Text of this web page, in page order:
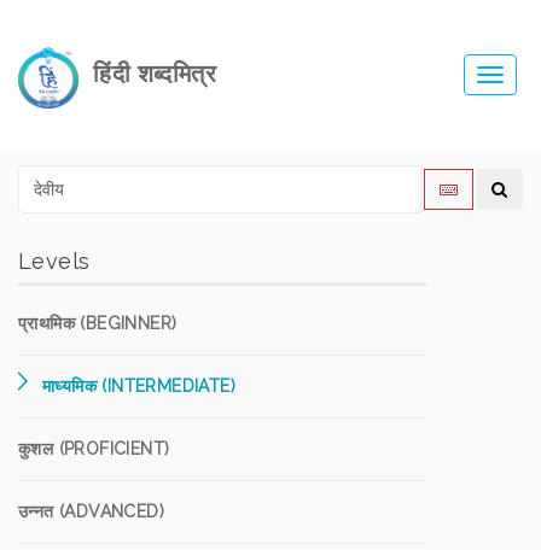
हिंदी शब्दमित्र
Levels
प्राथमिक (BEGINNER)
माध्यमिक (INTERMEDIATE)
कुशल (PROFICIENT)
उन्नत (ADVANCED)